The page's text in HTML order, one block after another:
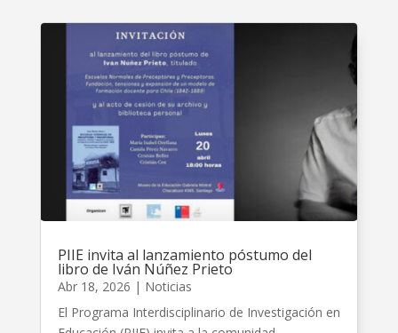
PIIE invita al lanzamiento póstumo del
libro de Iván Núñez Prieto
Abr 18, 2026 | Noticias
El Programa Interdisciplinario de Investigación en